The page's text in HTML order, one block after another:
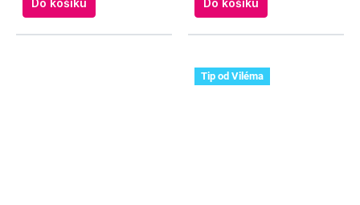
Do košíku Do košíku
Tip od Viléma